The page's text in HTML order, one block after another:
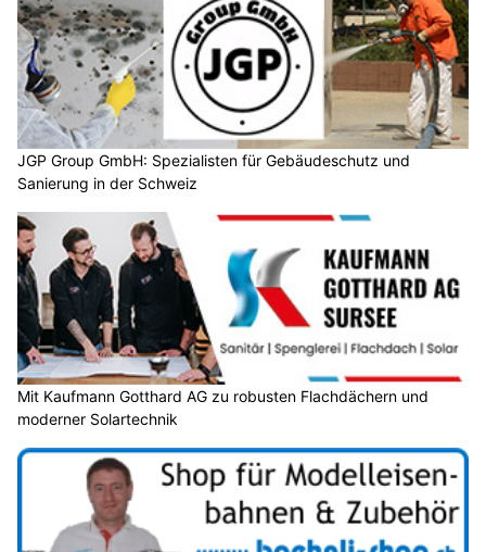
JGP Group GmbH: Spezialisten für Gebäudeschutz und
Sanierung in der Schweiz
Mit Kaufmann Gotthard AG zu robusten Flachdächern und
moderner Solartechnik